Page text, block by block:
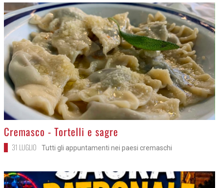
>
Cremasco - Tortelli e sagre
31 LUGLIO Tutti gli appuntamenti nei paesi cremaschi